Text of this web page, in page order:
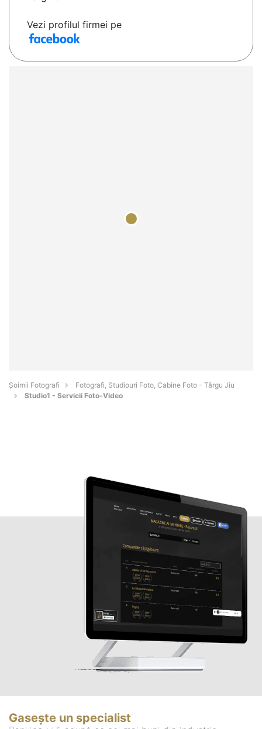
Vezi profilul firmei pe
Șoimii Fotografi
Fotografi, Studiouri Foto, Cabine Foto - Târgu Jiu
Studio1 - Servicii Foto-Video
Gasește un specialist